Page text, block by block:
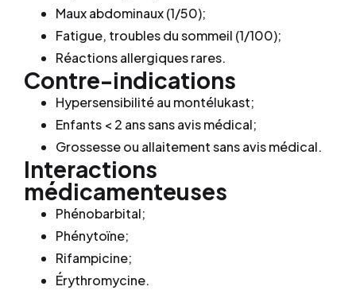
Maux abdominaux (1/50);
Fatigue, troubles du sommeil (1/100);
Réactions allergiques rares.
Contre-indications
Hypersensibilité au montélukast;
Enfants < 2 ans sans avis médical;
Grossesse ou allaitement sans avis médical.
Interactions
médicamenteuses
Phénobarbital;
Phénytoïne;
Rifampicine;
Érythromycine.